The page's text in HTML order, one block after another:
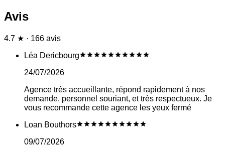
Avis
4.7 ★ · 166 avis
Léa Dericbourg
24/07/2026
Agence très accueillante, répond rapidement à nos
demande, personnel souriant, et très respectueux. Je
vous recommande cette agence les yeux fermé
Loan Bouthors
09/07/2026